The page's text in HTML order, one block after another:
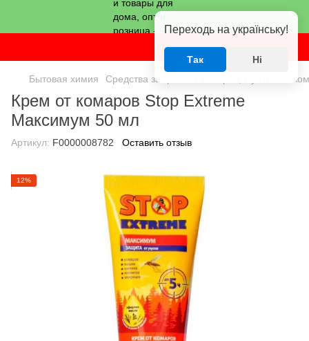
Бытовая химия Средства защиты от комаров, мух и
Крем от комаров Stop Extreme
Максимум 50 мл
Артикул: F0000008782 Оставить отзыв
12%
Переходь на українську!
Так Ні